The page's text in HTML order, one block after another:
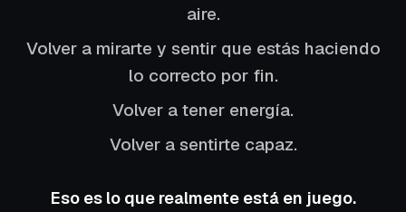
aire.
Volver a mirarte y sentir que estás haciendo
lo correcto por fin.
Volver a tener energía.
Volver a sentirte capaz.
Eso es lo que realmente está en juego.